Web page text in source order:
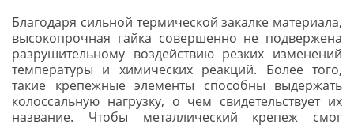
Благодаря сильной термической закалке материала,
высокопрочная гайка совершенно не подвержена
разрушительному воздействию резких изменений
температуры и химических реакций. Более того,
такие крепежные элементы способны выдержать
колоссальную нагрузку, о чем свидетельствует их
название. Чтобы металлический крепеж смог